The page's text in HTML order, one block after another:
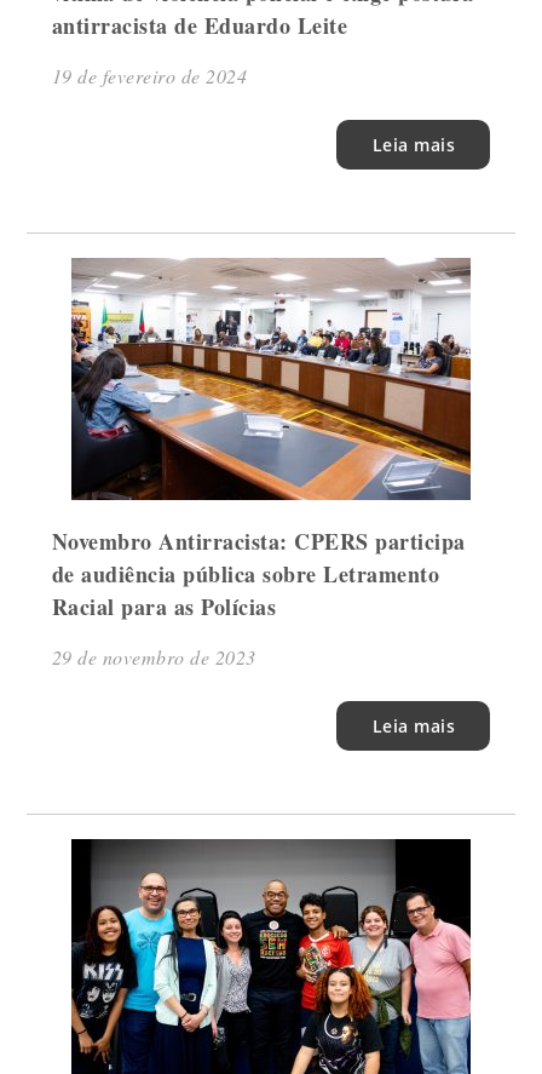
antirracista de Eduardo Leite
19 de fevereiro de 2024
Leia mais
Novembro Antirracista: CPERS participa
de audiência pública sobre Letramento
Racial para as Polícias
29 de novembro de 2023
Leia mais